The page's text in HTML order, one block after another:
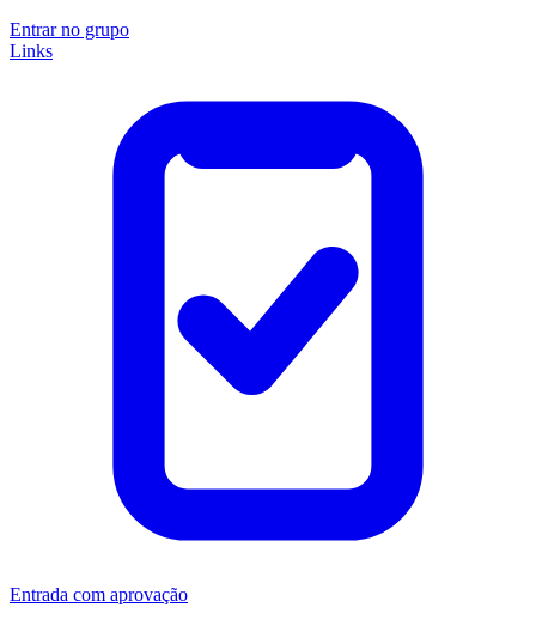
Entrar no grupo
Links
Entrada com aprovação